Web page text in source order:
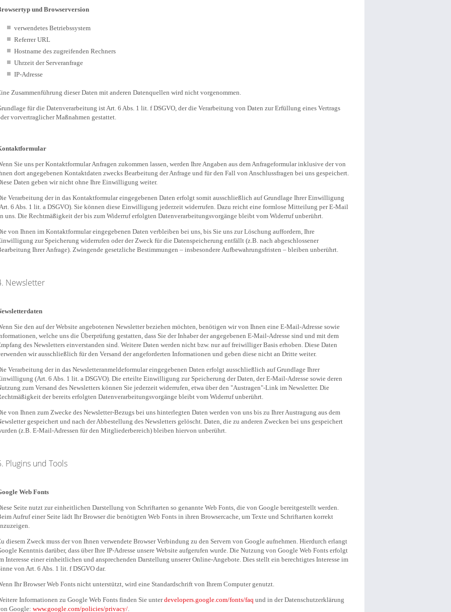
und Browserversion
verwendetes Betriebssystem
Referrer URL
Hostname des zugreifenden Rechners
Uhrzeit der Serveranfrage
IP-Adresse
Zusammenführung dieser Daten mit anderen Datenquellen wird nicht vorgenommen.
für die Datenverarbeitung ist Art. 6 Abs. 1 lit. f DSGVO, der die Verarbeitung von Daten zur Erfüllung eines Vertrags
vorvertraglicher Maßnahmen gestattet.
Sie uns per Kontaktformular Anfragen zukommen lassen, werden Ihre Angaben aus dem Anfrageformular inklusive der von
dort angegebenen Kontaktdaten zwecks Bearbeitung der Anfrage und für den Fall von Anschlussfragen bei uns gespeichert.
Daten geben wir nicht ohne Ihre Einwilligung weiter.
Verarbeitung der in das Kontaktformular eingegebenen Daten erfolgt somit ausschließlich auf Grundlage Ihrer Einwilligung
6 Abs. 1 lit. a DSGVO). Sie können diese Einwilligung jederzeit widerrufen. Dazu reicht eine formlose Mitteilung per E-Mail
uns. Die Rechtmäßigkeit der bis zum Widerruf erfolgten Datenverarbeitungsvorgänge bleibt vom Widerruf unberührt.
von Ihnen im Kontaktformular eingegebenen Daten verbleiben bei uns, bis Sie uns zur Löschung auffordern, Ihre
zur Speicherung widerrufen oder der Zweck für die Datenspeicherung entfällt (z.B. nach abgeschlossener
Ihrer Anfrage). Zwingende gesetzliche Bestimmungen – insbesondere Aufbewahrungsfristen – bleiben unberührt.
Newsletter
Sie den auf der Website angebotenen Newsletter beziehen möchten, benötigen wir von Ihnen eine E-Mail-Adresse sowie
welche uns die Überprüfung gestatten, dass Sie der Inhaber der angegebenen E-Mail-Adresse sind und mit dem
des Newsletters einverstanden sind. Weitere Daten werden nicht bzw. nur auf freiwilliger Basis erhoben. Diese Daten
wir ausschließlich für den Versand der angeforderten Informationen und geben diese nicht an Dritte weiter.
Verarbeitung der in das Newsletteranmeldeformular eingegebenen Daten erfolgt ausschließlich auf Grundlage Ihrer
(Art. 6 Abs. 1 lit. a DSGVO). Die erteilte Einwilligung zur Speicherung der Daten, der E-Mail-Adresse sowie deren
zum Versand des Newsletters können Sie jederzeit widerrufen, etwa über den "Austragen"-Link im Newsletter. Die
der bereits erfolgten Datenverarbeitungsvorgänge bleibt vom Widerruf unberührt.
von Ihnen zum Zwecke des Newsletter-Bezugs bei uns hinterlegten Daten werden von uns bis zu Ihrer Austragung aus dem
gespeichert und nach der Abbestellung des Newsletters gelöscht. Daten, die zu anderen Zwecken bei uns gespeichert
(z.B. E-Mail-Adressen für den Mitgliederbereich) bleiben hiervon unberührt.
Plugins und Tools
Web Fonts
Seite nutzt zur einheitlichen Darstellung von Schriftarten so genannte Web Fonts, die von Google bereitgestellt werden.
Aufruf einer Seite lädt Ihr Browser die benötigten Web Fonts in ihren Browsercache, um Texte und Schriftarten korrekt
diesem Zweck muss der von Ihnen verwendete Browser Verbindung zu den Servern von Google aufnehmen. Hierdurch erlangt
Kenntnis darüber, dass über Ihre IP-Adresse unsere Website aufgerufen wurde. Die Nutzung von Google Web Fonts erfolgt
Interesse einer einheitlichen und ansprechenden Darstellung unserer Online-Angebote. Dies stellt ein berechtigtes Interesse im
von Art. 6 Abs. 1 lit. f DSGVO dar.
Ihr Browser Web Fonts nicht unterstützt, wird eine Standardschrift von Ihrem Computer genutzt.
Informationen zu Google Web Fonts finden Sie unterdevelopers.google.com/fonts/faq und in der Datenschutzerklärung
Google: www.google.com/policies/privacy/.